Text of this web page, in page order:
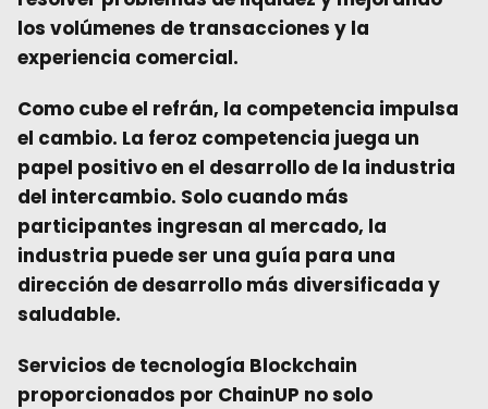
los volúmenes de transacciones y la
experiencia comercial.
Como cube el refrán, la competencia impulsa
el cambio. La feroz competencia juega un
papel positivo en el desarrollo de la industria
del intercambio. Solo cuando más
participantes ingresan al mercado, la
industria puede ser una guía para una
dirección de desarrollo más diversificada y
saludable.
Servicios de tecnología Blockchain
proporcionados por ChainUP no solo